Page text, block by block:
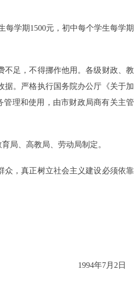
学期1500元，初中每个学生每学期
足，不得挪作他用。各级财政、教
据。严格执行国务院办公厅《关于加
理和使用，由市财政局商有关主管
局、高教局、劳动局制定。
，真正树立社会主义建设必须依靠
1994年7月2日